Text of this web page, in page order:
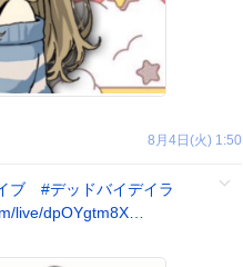
8月4日(火) 1:50
ブ #デッドバイデイラ
live/dpOYgtm8X…